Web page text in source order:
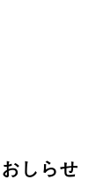
おしらせ